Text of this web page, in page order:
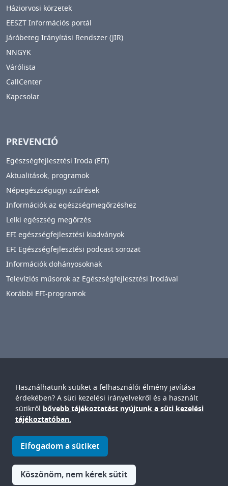
Használhatunk sütiket a felhasználói élmény javítása
érdekében? A süti kezelési irányelvekről és a használt
sütikről bővebb tájékoztatást nyújtunk a süti kezelési
tájékoztatóban.
Elfogadom a sütiket
Köszönöm, nem kérek sütit
IMAGE
IMAGE
Háziorvosi körzetek
EESZT Információs portál
Járóbeteg Irányítási Rendszer (JIR)
NNGYK
Várólista
CallCenter
Kapcsolat
PREVENCIÓ
Egészségfejlesztési Iroda (EFI)
Aktualitások, programok
Népegészségügyi szűrések
Információk az egészségmegőrzéshez
Lelki egészség megőrzés
EFI egészségfejlesztési kiadványok
EFI Egészségfejlesztési podcast sorozat
Információk dohányosoknak
Televíziós műsorok az Egészségfejlesztési Irodával
Korábbi EFI-programok
Győr-Moson-Sopron Vármegyei
Petz Aladár
Egyetemi Oktató Kórház
© Győr-Moson-Sopron Vármegyei Petz Aladár Egyetemi Oktató
Kórház • 9024. Győr, Vasvári P. u. 2-4.